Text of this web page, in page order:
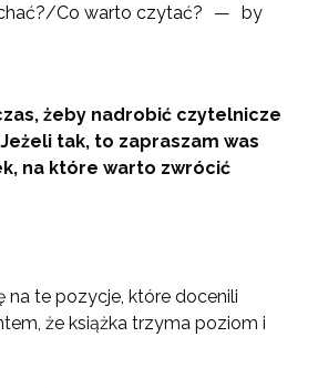
/Co warto czytać?
by
żeby nadrobić czytelnicze
tak, to zapraszam was
na które warto zwrócić
na te pozycje, które docenili
że książka trzyma poziom i